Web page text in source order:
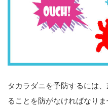
タカラダニを予防するには
ることを防がなければなりま